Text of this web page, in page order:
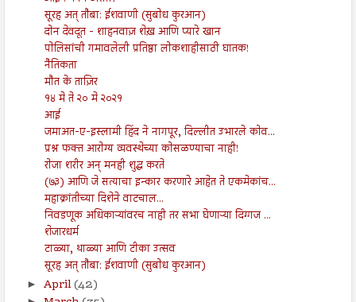
सूरह अत् तौबा: ईशवाणी (सुबोध कुरआन)
दोन देवदूत - शाहनवाज़ शेख़ आणि प्यारे खान
पोलिसांची गमावलेली प्रतिष्ठा लोकशाहीसाठी घातक!
नैतिकता
मौत के ताज़िर
१४ मे ते २० मे २०२१
आई
जमाअत-ए-इस्लामी हिंद ने नागपूर, दिल्लीत उभारले कोव...
प्रश्न फक्त आरोग्य व्यवस्थेच्या कोसळण्याचा नाही!
रोजा शरीर अन् मनही शुद्ध करते
(७३) आणि जे सत्याचा इन्कार करणारे आहेत ते एकमेकांच...
महाक्रांतीच्या दिशेने वाटचाल...
निवडणूक अधिकाऱ्यांवरच नाही तर सभा घेणाऱ्या दिग्गज ...
शेजारधर्म
टाळ्या, थाळ्या आणि टीका उत्सव
सूरह अत् तौबा: ईशवाणी (सुबोध कुरआन)
► April(42)